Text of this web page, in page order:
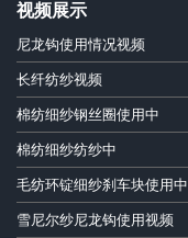
视频展示
尼龙钩使用情况视频
长纤纺纱视频
棉纺细纱钢丝圈使用中
棉纺细纱纺纱中
毛纺环锭细纱刹车块使用中
雪尼尔纱尼龙钩使用视频